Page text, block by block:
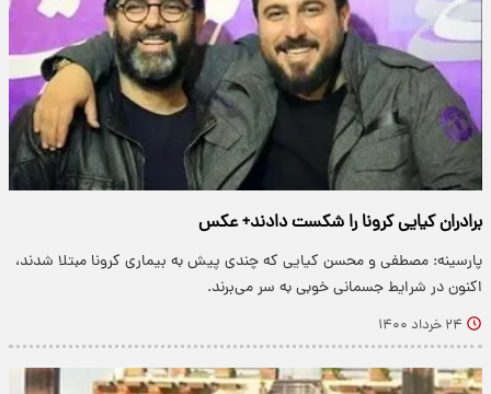
برادران کیایی کرونا را شکست دادند+ عکس
پارسینه: مصطفی و محسن کیایی که چندی پیش به بیماری کرونا مبتلا شدند،
اکنون در شرایط جسمانی خوبی به سر می‌برند.
۲۴ خرداد ۱۴۰۰